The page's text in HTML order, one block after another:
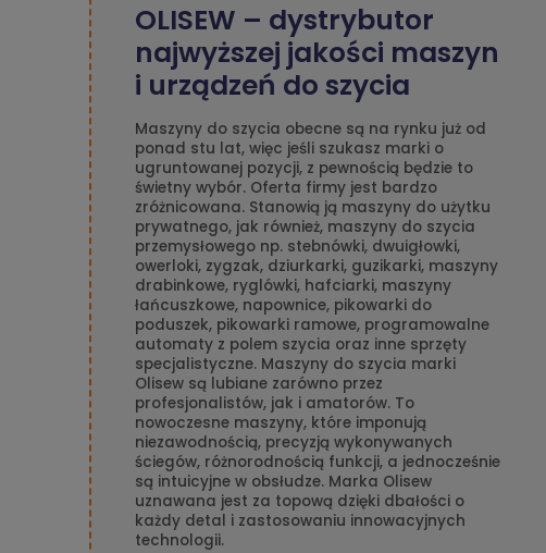
OLISEW – dystrybutor
najwyższej jakości maszyn
i urządzeń do szycia
Maszyny do szycia obecne są na rynku już od
ponad stu lat, więc jeśli szukasz marki o
ugruntowanej pozycji, z pewnością będzie to
świetny wybór. Oferta firmy jest bardzo
zróżnicowana. Stanowią ją maszyny do użytku
prywatnego, jak również, maszyny do szycia
przemysłowego np. stebnówki, dwuigłowki,
owerloki, zygzak, dziurkarki, guzikarki, maszyny
drabinkowe, ryglówki, hafciarki, maszyny
łańcuszkowe, napownice, pikowarki do
poduszek, pikowarki ramowe, programowalne
automaty z polem szycia oraz inne sprzęty
specjalistyczne. Maszyny do szycia marki
Olisew są lubiane zarówno przez
profesjonalistów, jak i amatorów. To
nowoczesne maszyny, które imponują
niezawodnością, precyzją wykonywanych
ściegów, różnorodnością funkcji, a jednocześnie
są intuicyjne w obsłudze. Marka Olisew
uznawana jest za topową dzięki dbałości o
każdy detal i zastosowaniu innowacyjnych
technologii.